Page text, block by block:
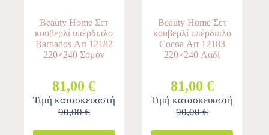
Beauty Home Σετ
κουβερλί υπέρδιπλο
Barbados Αrt 12182
220×240 Σομόν
81,00 €
Τιμή κατασκευαστή
90,00 €
Beauty Home Σετ
κουβερλί υπέρδιπλο
Cocoa Αrt 12183
220×240 Λαδί
81,00 €
Τιμή κατασκευαστή
90,00 €